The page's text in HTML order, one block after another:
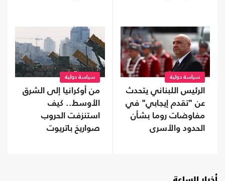
سياسة دولية
الرئيس اللبناني يتحدث
عن "تقدم إيجابي" في
مفاوضات روما بشأن
الحدود والأسرى
سياسة دولية
من أوكرانيا إلى الشرق
الأوسط.. كيف
استنزفت الحروب
صواريخ باتريوت